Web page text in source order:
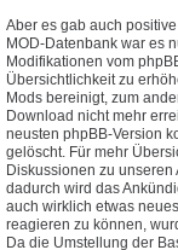
Aber es gab auch
MOD-Datenbank war es
Modifikationen vom
Übersichtlichkeit zu
Mods bereinigt, zum
Download nicht mehr
neusten phpBB-Version
gelöscht. Für mehr
Diskussionen zu
dadurch wird das
auch wirklich etwas
reagieren zu können,
Da die Umstellung der